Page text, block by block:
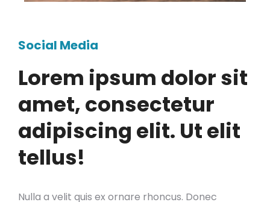
Social Media
Lorem ipsum dolor sit
amet, consectetur
adipiscing elit. Ut elit
tellus!
Nulla a velit quis ex ornare rhoncus. Donec